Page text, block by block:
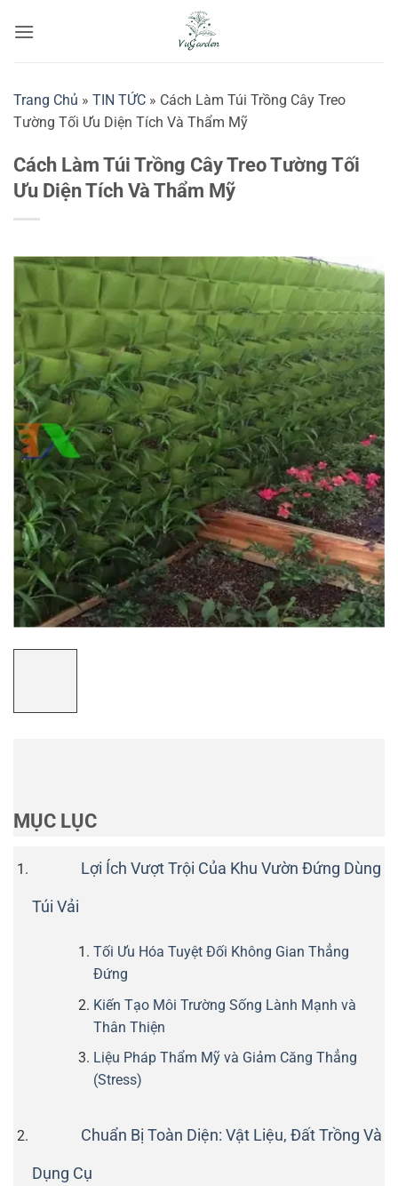
qua
Trang Chủ » TIN TỨC » Cách Làm Túi Trồng Cây Treo
Tường Tối Ưu Diện Tích Và Thẩm Mỹ
Cách Làm Túi Trồng Cây Treo Tường Tối
Ưu Diện Tích Và Thẩm Mỹ
MỤC LỤC
Lợi Ích Vượt Trội Của Khu Vườn Đứng Dùng
Túi Vải
Tối Ưu Hóa Tuyệt Đối Không Gian Thẳng
Đứng
Kiến Tạo Môi Trường Sống Lành Mạnh và
Thân Thiện
Liệu Pháp Thẩm Mỹ và Giảm Căng Thẳng
(Stress)
Chuẩn Bị Toàn Diện: Vật Liệu, Đất Trồng Và
Dụng Cụ